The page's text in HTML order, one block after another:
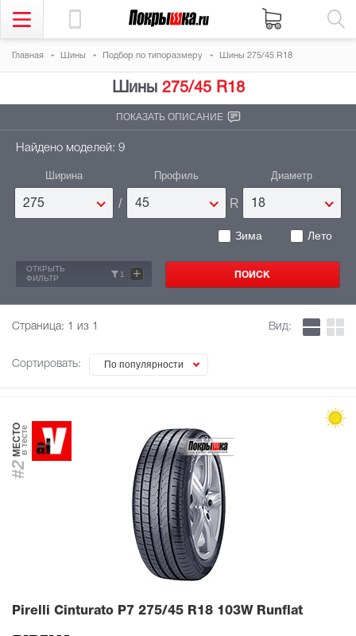
Главная Шины Подбор по типоразмеру Шины 275/45 R18
Шины 275/45 R18
ПОКАЗАТЬ ОПИСАНИЕ
Найдено моделей: 9
Ширина
275 /
Профиль
45 R
Диаметр
18
Зима Лето
ОТКРЫТЬ
ФИЛЬТР
1 +
Страница: 1 из 1
Сортировать: По популярности
Вид:
#2
МЕСТОв тесте
Pirelli Cinturato P7 275/45 R18 103W Runflat